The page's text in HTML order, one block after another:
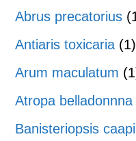
Abrus precatorius
Antiaris toxicaria (1)
Arum maculatum
Atropa belladonnna
Banisteriopsis caapi